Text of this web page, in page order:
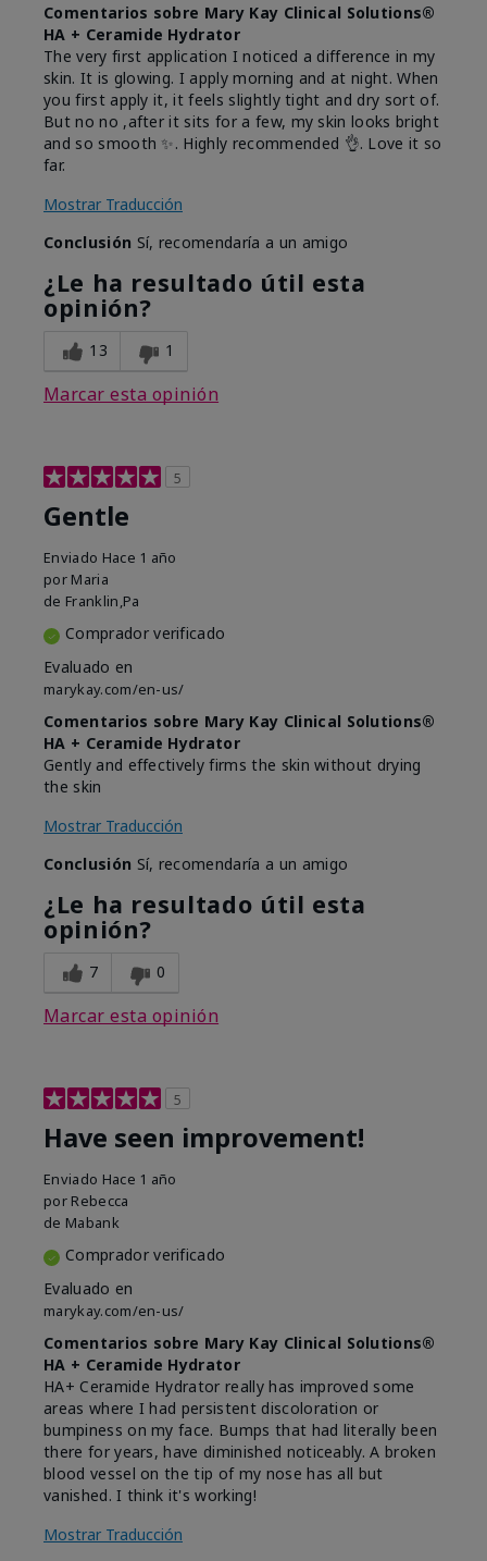
Comentarios sobre Mary Kay Clinical Solutions®
HA + Ceramide Hydrator
The very first application I noticed a difference in my
skin. It is glowing. I apply morning and at night. When
you first apply it, it feels slightly tight and dry sort of.
But no no ,after it sits for a few, my skin looks bright
and so smooth ✨️. Highly recommended 👌. Love it so
far.
Mostrar Traducción
Conclusión Sí, recomendaría a un amigo
¿Le ha resultado útil esta
opinión?
13 1
Marcar esta opinión
5
Gentle
Enviado Hace 1 año
por Maria
de Franklin,Pa
Comprador verificado
Evaluado en
marykay.com/en-us/
Comentarios sobre Mary Kay Clinical Solutions®
HA + Ceramide Hydrator
Gently and effectively firms the skin without drying
the skin
Mostrar Traducción
Conclusión Sí, recomendaría a un amigo
¿Le ha resultado útil esta
opinión?
7 0
Marcar esta opinión
5
Have seen improvement!
Enviado Hace 1 año
por Rebecca
de Mabank
Comprador verificado
Evaluado en
marykay.com/en-us/
Comentarios sobre Mary Kay Clinical Solutions®
HA + Ceramide Hydrator
HA+ Ceramide Hydrator really has improved some
areas where I had persistent discoloration or
bumpiness on my face. Bumps that had literally been
there for years, have diminished noticeably. A broken
blood vessel on the tip of my nose has all but
vanished. I think it's working!
Mostrar Traducción